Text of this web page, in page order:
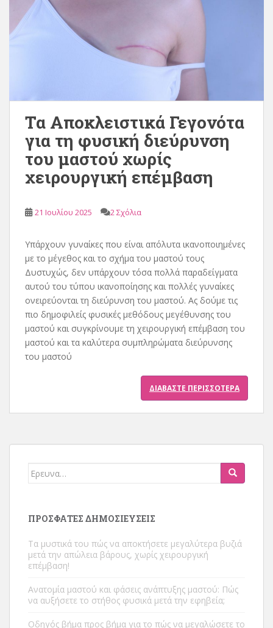
Τα Αποκλειστικά Γεγονότα
για τη φυσική διεύρυνση
του μαστού χωρίς
χειρουργική επέμβαση
21 Ιουλίου 2025 2 Σχόλια
Υπάρχουν γυναίκες που είναι απόλυτα ικανοποιημένες
με το μέγεθος και το σχήμα του μαστού τους
Δυστυχώς, δεν υπάρχουν τόσα πολλά παραδείγματα
αυτού του τύπου ικανοποίησης και πολλές γυναίκες
ονειρεύονται τη διεύρυνση του μαστού. Ας δούμε τις
πιο δημοφιλείς φυσικές μεθόδους μεγέθυνσης του
μαστού και συγκρίνουμε τη χειρουργική επέμβαση του
μαστού και τα καλύτερα συμπληρώματα διεύρυνσης
του μαστού
ΔΙΑΒΆΣΤΕ ΠΕΡΙΣΣΌΤΕΡΑ
Ψάχνω
για:
ΠΡΌΣΦΑΤΕΣ ΔΗΜΟΣΙΕΎΣΕΙΣ
Τα μυστικά του πώς να αποκτήσετε μεγαλύτερα βυζιά
μετά την απώλεια βάρους, χωρίς χειρουργική
επέμβαση!
Ανατομία μαστού και φάσεις ανάπτυξης μαστού: Πώς
να αυξήσετε το στήθος φυσικά μετά την εφηβεία;
Οδηγός βήμα προς βήμα για το πώς να μεγαλώσετε το